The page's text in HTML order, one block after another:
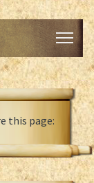
this page: